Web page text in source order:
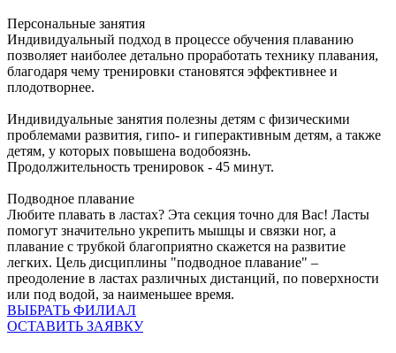
Персональные занятия
Индивидуальный подход в процессе обучения плаванию
позволяет наиболее детально проработать технику плавания,
благодаря чему тренировки становятся эффективнее и
плодотворнее.
Индивидуальные занятия полезны детям с физическими
проблемами развития, гипо- и гиперактивным детям, а также
детям, у которых повышена водобоязнь.
Продолжительность тренировок - 45 минут.
Подводное плавание
Любите плавать в ластах? Эта секция точно для Вас! Ласты
помогут значительно укрепить мышцы и связки ног, а
плавание с трубкой благоприятно скажется на развитие
легких. Цель дисциплины "подводное плавание" –
преодоление в ластах различных дистанций, по поверхности
или под водой, за наименьшее время.
ВЫБРАТЬ ФИЛИАЛ
ОСТАВИТЬ ЗАЯВКУ